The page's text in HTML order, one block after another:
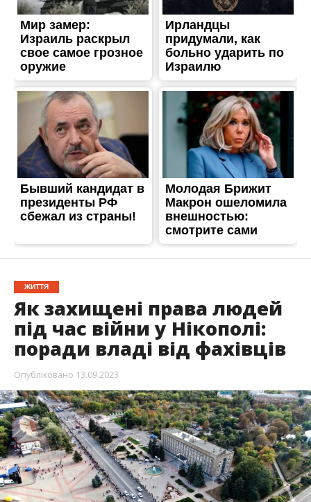
ЖИТТЯ
Як захищені права людей
під час війни у Нікополі:
поради владі від фахівців
Опубліковано 13.09.2023